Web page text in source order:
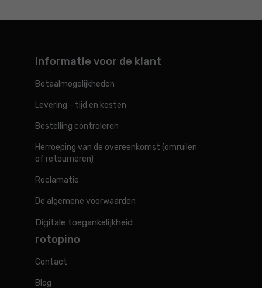
Informatie voor de klant
Betaalmogelijkheden
Levering - tijd en kosten
Bestelling controleren
Herroeping van de overeenkomst (omruilen
of retourneren)
Reclamatie
De algemene voorwaarden
Digitale toegankelijkheid
rotopino
Contact
Blog